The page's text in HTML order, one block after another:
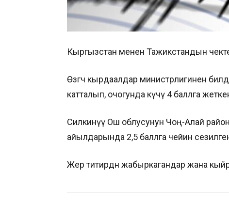
Кыргызстан менен Тажикстандын
Өзгөчө кырдаалдар министрлигинен
катталып, очогунда күчү 4 баллга
Силкинүү Ош облусунун Чоң-Алай
айылдарында 2,5 баллга чейин
Жер титирөөдөн жабыркагандар жана